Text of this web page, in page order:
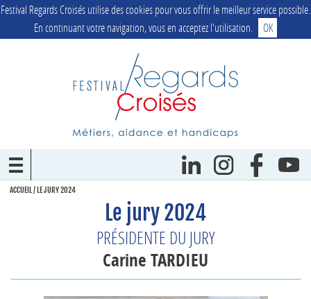
Festival Regards Croisés utilise des cookies pour vous offrir le meilleur service possible.
En continuant votre navigation, vous en acceptez l'utilisation.
OK
ACCUEIL/ LE JURY 2024
Le jury 2024
PRÉSIDENTE DU JURY
Carine TARDIEU